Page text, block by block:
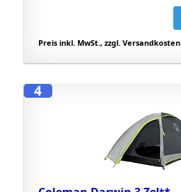
Preis inkl. MwSt., zzgl. Versandkosten
4